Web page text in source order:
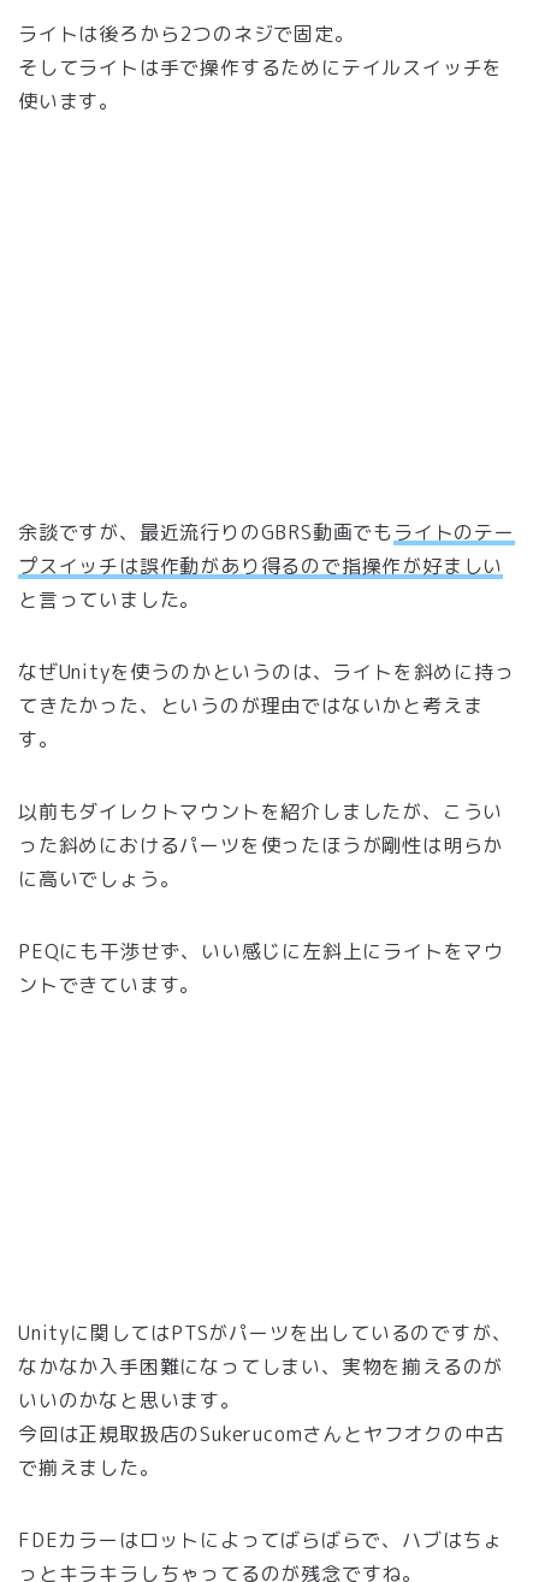
ライトは後ろから2つのネジで固定。
そしてライトは手で操作するためにテイルスイッチを
使います。
余談ですが、最近流行りのGBRS動画でもライトのテー
プスイッチは誤作動があり得るので指操作が好ましい
と言っていました。
なぜUnityを使うのかというのは、ライトを斜めに持っ
てきたかった、というのが理由ではないかと考えま
す。
以前もダイレクトマウントを紹介しましたが、こうい
った斜めにおけるパーツを使ったほうが剛性は明らか
に高いでしょう。
PEQにも干渉せず、いい感じに左斜上にライトをマウ
ントできています。
Unityに関してはPTSがパーツを出しているのですが、
なかなか入手困難になってしまい、実物を揃えるのが
いいのかなと思います。
今回は正規取扱店のSukerucomさんとヤフオクの中古
で揃えました。
FDEカラーはロットによってばらばらで、ハブはちょ
っとキラキラしちゃってるのが残念ですね。